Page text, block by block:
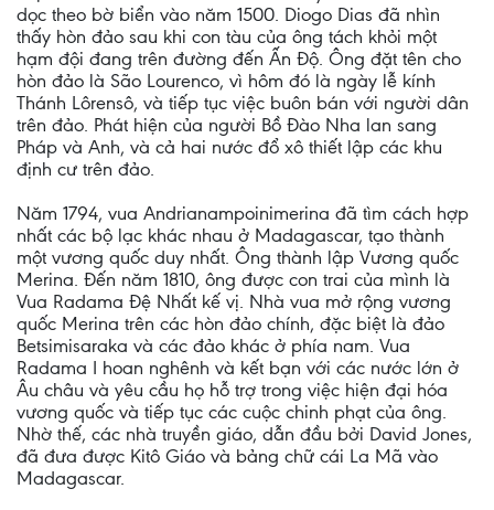
dọc theo bờ biển vào năm 1500. Diogo Dias đã nhìn
thấy hòn đảo sau khi con tàu của ông tách khỏi một
hạm đội đang trên đường đến Ấn Độ. Ông đặt tên cho
hòn đảo là São Lourenco, vì hôm đó là ngày lễ kính
Thánh Lôrensô, và tiếp tục việc buôn bán với người dân
trên đảo. Phát hiện của người Bồ Đào Nha lan sang
Pháp và Anh, và cả hai nước đổ xô thiết lập các khu
định cư trên đảo.
Năm 1794, vua Andrianampoinimerina đã tìm cách hợp
nhất các bộ lạc khác nhau ở Madagascar, tạo thành
một vương quốc duy nhất. Ông thành lập Vương quốc
Merina. Đến năm 1810, ông được con trai của mình là
Vua Radama Đệ Nhất kế vị. Nhà vua mở rộng vương
quốc Merina trên các hòn đảo chính, đặc biệt là đảo
Betsimisaraka và các đảo khác ở phía nam. Vua
Radama I hoan nghênh và kết bạn với các nước lớn ở
Âu châu và yêu cầu họ hỗ trợ trong việc hiện đại hóa
vương quốc và tiếp tục các cuộc chinh phạt của ông.
Nhờ thế, các nhà truyền giáo, dẫn đầu bởi David Jones,
đã đưa được Kitô Giáo và bảng chữ cái La Mã vào
Madagascar.